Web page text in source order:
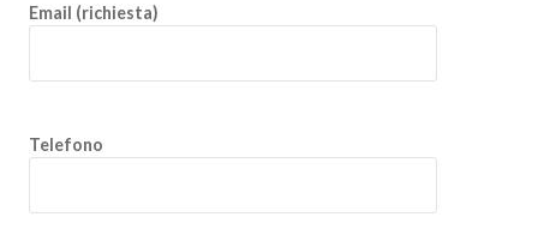
Email (richiesta)
Telefono